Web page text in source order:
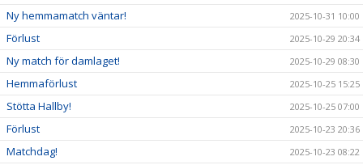
Ny hemmamatch väntar! 2025-10-31 10:00
Förlust 2025-10-29 20:34
Ny match för damlaget! 2025-10-29 08:30
Hemmaförlust 2025-10-25 15:25
Stötta Hallby! 2025-10-25 07:00
Förlust 2025-10-23 20:36
Matchdag! 2025-10-23 08:22